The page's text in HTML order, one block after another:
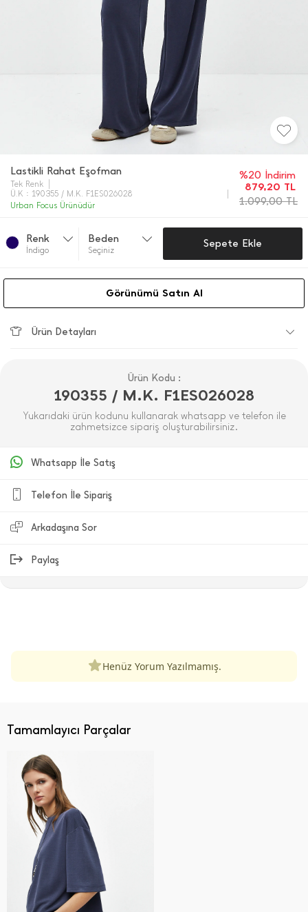
Lastikli Rahat Eşofman
Tek Renk
Ü.K : 190355 / M.K. F1ES026028
Urban Focus Ürünüdür
%20 İndirim
879,20 TL
1.099,00TL
Renk
İ̇ndi̇go
Beden
Seçiniz
Sepete Ekle
Görünümü Satın Al
Ürün Detayları
Ürün Kodu :
190355 / M.K. F1ES026028
Yukarıdaki ürün kodunu kullanarak whatsapp ve telefon ile
zahmetsizce sipariş oluşturabilirsiniz.
Whatsapp İle Satış
Telefon İle Sipariş
Arkadaşına Sor
Paylaş
Henüz Yorum Yazılmamış.
Tamamlayıcı Parçalar